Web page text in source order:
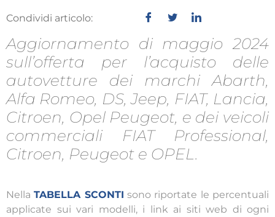
Condividi articolo:
Aggiornamento di maggio 2024
sull’offerta per l’acquisto delle
autovetture dei marchi Abarth,
Alfa Romeo, DS, Jeep, FIAT, Lancia,
Citroen, Opel Peugeot, e dei veicoli
commerciali FIAT Professional,
Citroen, Peugeot e OPEL.
NellaTABELLA SCONTI sono riportate le percentuali
applicate sui vari modelli, i link ai siti web di ogni